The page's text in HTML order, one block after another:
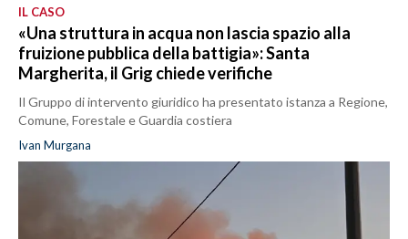
IL CASO
«Una struttura in acqua non lascia spazio alla
fruizione pubblica della battigia»: Santa
Margherita, il Grig chiede verifiche
Il Gruppo di intervento giuridico ha presentato istanza a Regione,
Comune, Forestale e Guardia costiera
Ivan Murgana